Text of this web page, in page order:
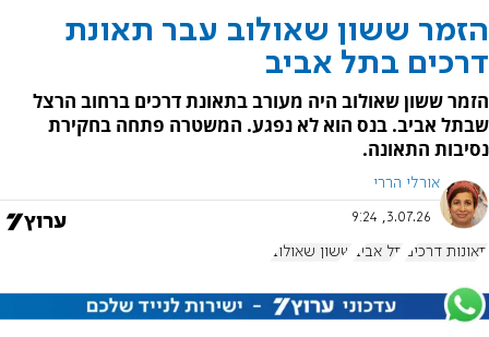
הזמר ששון שאולוב עבר תאונת
דרכים בתל אביב
הזמר ששון שאולוב היה מעורב בתאונת דרכים ברחוב הרצל
שבתל אביב. בנס הוא לא נפגע. המשטרה פתחה בחקירת
נסיבות התאונה.
אורלי הררי
3.07.26, 9:24
תאונות דרכים תל אביב ששון שאולוב